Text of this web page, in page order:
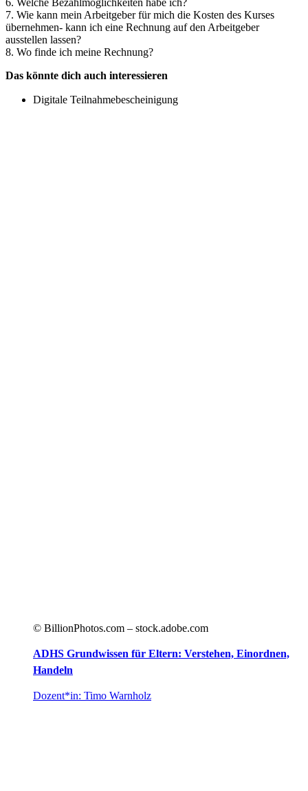
6. Welche Bezahlmöglichkeiten habe ich?
7. Wie kann mein Arbeitgeber für mich die Kosten des Kurses
übernehmen- kann ich eine Rechnung auf den Arbeitgeber
ausstellen lassen?
8. Wo finde ich meine Rechnung?
Das könnte dich auch interessieren
Digitale Teilnahmebescheinigung
© BillionPhotos.com – stock.adobe.com
ADHS Grundwissen für Eltern: Verstehen, Einordnen,
Handeln
Dozent*in: Timo Warnholz